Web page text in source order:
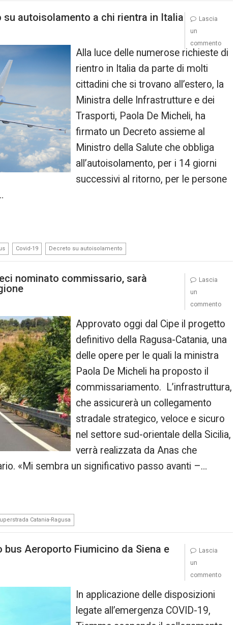
su autoisolamento a chi rientra in Italia
Alla luce delle numerose richieste di
rientro in Italia da parte di molti
cittadini che si trovano all’estero, la
Ministra delle Infrastrutture e dei
Trasporti, Paola De Micheli, ha
firmato un Decreto assieme al
Ministro della Salute che obbliga
all’autoisolamento, per i 14 giorni
successivi al ritorno, per le persone
Covid-19 Decreto su autoisolamento
Lascia
un
commento
nominato commissario, sarà
Approvato oggi dal Cipe il progetto
definitivo della Ragusa-Catania, una
delle opere per le quali la ministra
Paola De Micheli ha proposto il
commissariamento. L’infrastruttura,
che assicurerà un collegamento
stradale strategico, veloce e sicuro
nel settore sud-orientale della Sicilia,
verrà realizzata da Anas che
«Mi sembra un significativo passo avanti –…
Catania-Ragusa
Lascia
un
commento
Aeroporto Fiumicino da Siena e
In applicazione delle disposizioni
legate all’emergenza COVID-19,
Lascia
un
commento